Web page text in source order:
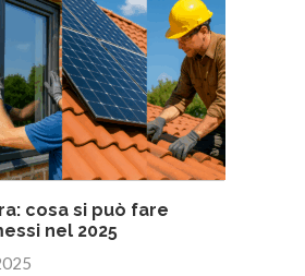
cosa si può fare
nel 2025